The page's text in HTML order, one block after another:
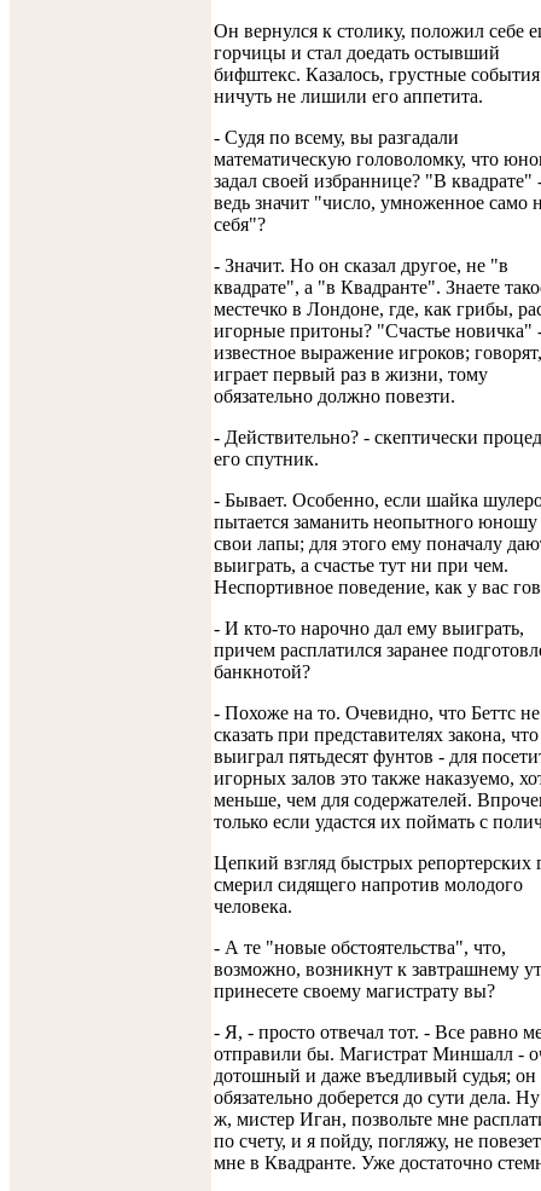
Он вернулся к столику, положил себе
горчицы и стал доедать остывший
бифштекс. Казалось, грустные события
ничуть не лишили его аппетита.
- Судя по всему, вы разгадали
математическую головоломку, что
задал своей избраннице? "В квадрате"
ведь значит "число, умноженное само
себя"?
- Значит. Но он сказал другое, не "в
квадрате", а "в Квадранте". Знаете
местечко в Лондоне, где, как грибы,
игорные притоны? "Счастье новичка"
известное выражение игроков;
играет первый раз в жизни, тому
обязательно должно повезти.
- Действительно? - скептически
его спутник.
- Бывает. Особенно, если шайка
пытается заманить неопытного юношу
свои лапы; для этого ему поначалу
выиграть, а счастье тут ни при чем.
Неспортивное поведение, как у вас
- И кто-то нарочно дал ему выиграть,
причем расплатился заранее
банкнотой?
- Похоже на то. Очевидно, что Беттс
сказать при представителях закона, что
выиграл пятьдесят фунтов - для
игорных залов это также наказуемо,
меньше, чем для содержателей.
только если удастся их поймать с
Цепкий взгляд быстрых репортерских
смерил сидящего напротив молодого
человека.
- А те "новые обстоятельства", что,
возможно, возникнут к завтрашнему
принесете своему магистрату вы?
- Я, - просто отвечал тот. - Все равно
отправили бы. Магистрат Миншалл -
дотошный и даже въедливый судья; он
обязательно доберется до сути дела.
ж, мистер Иган, позвольте мне
по счету, и я пойду, погляжу, не
мне в Квадранте. Уже достаточно